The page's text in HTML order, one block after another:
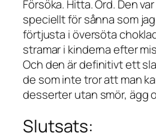
Försöka. Hitta. Ord. Den
speciellt för sånna som
förtjusta i översöta
stramar i kinderna efter
Och den är definitivt ett
de som inte tror att man
desserter utan smör, ägg
Slutsats: